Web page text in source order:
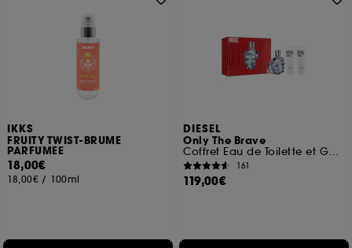
IKKS
FRUITY TWIST-BRUME
PARFUMEE
18,00€
18,00€ / 100ml
DIESEL
Only The Brave
Coffret Eau de Toilette et Gels Douche
161
119,00€